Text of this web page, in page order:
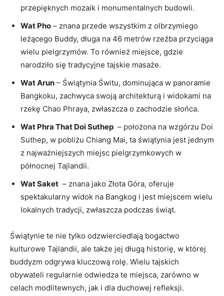
przepięknych mozaik i monumentalnych budowli.
Wat⁣ Pho – znana przede wszystkim z olbrzymiego
leżącego Buddy, długa na 46 metrów ​rzeźba przyciąga
wielu pielgrzymów.⁤ To również ⁣miejsce, gdzie
narodziło ‍się tradycyjne tajskie masaże.
Wat Arun – Świątynia Świtu, dominująca w panoramie
Bangkoku, ‌zachwyca ⁣swoją‌ architekturą i widokami na
rzekę Chao Phraya, zwłaszcza o zachodzie‌ słońca.
Wat Phra‌ That Doi Suthep ⁤ – ⁣położona na wzgórzu Doi
Suthep, w pobliżu Chiang Mai, ta świątynia ​jest jednym
z najważniejszych‌ miejsc pielgrzymkowych⁤ w
północnej Tajlandii.
Wat Saket ‍ – znana⁣ jako Złota Góra, oferuje
spektakularny widok​ na Bangkog i jest miejscem wielu
lokalnych⁢ tradycji, zwłaszcza podczas świąt.
Świątynie te nie tylko ‌odzwierciedlają bogactwo
kulturowe Tajlandii, ale także ⁢jej długą historię, w której
buddyzm odgrywa kluczową rolę. Wielu⁣ tajskich
obywateli regularnie‍ odwiedza te‍ miejsca, zarówno w‍
celach modlitewnych, jak i ‍dla duchowej refleksji.